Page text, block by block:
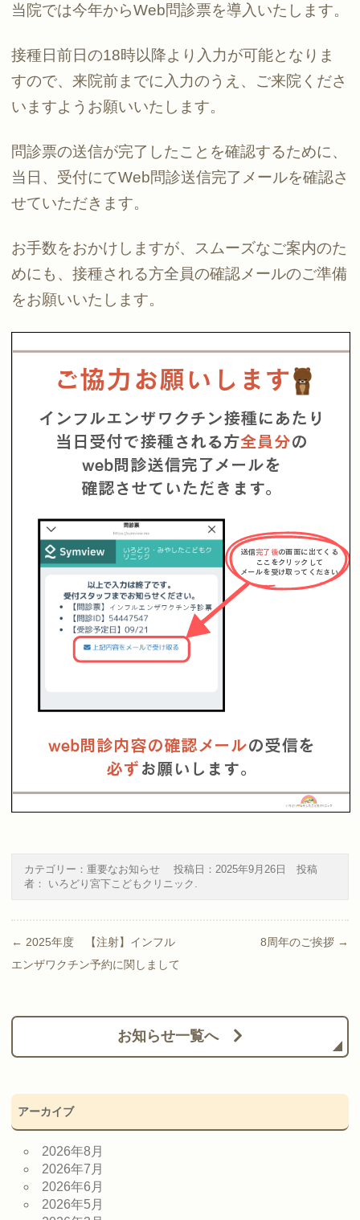
当院では今年からWeb問診票を導入いたします。
接種日前日の18時以降より入力が可能となりま
すので、来院前までに入力のうえ、ご来院くださ
いますようお願いいたします。
問診票の送信が完了したことを確認するために、
当日、受付にてWeb問診送信完了メールを確認さ
せていただきます。
お手数をおかけしますが、スムーズなご案内のた
めにも、接種される方全員の確認メールのご準備
をお願いいたします。
カテゴリー： 重要なお知らせ 投稿日： 2025年9月26日
投稿
者： いろどり宮下こどもクリニック .
Post navigation
← 2025年度 【注射】インフル
エンザワクチン予約に関しまして
8周年のご挨拶 →
お知らせ一覧へ
アーカイブ
2026年8月
2026年7月
2026年6月
2026年5月